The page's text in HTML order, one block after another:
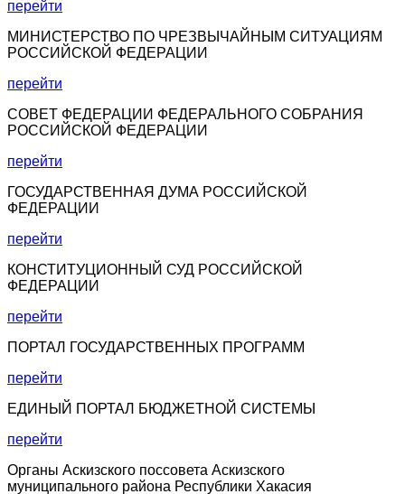
перейти
МИНИСТЕРСТВО ПО ЧРЕЗВЫЧАЙНЫМ СИТУАЦИЯМ
РОССИЙСКОЙ ФЕДЕРАЦИИ
перейти
СОВЕТ ФЕДЕРАЦИИ ФЕДЕРАЛЬНОГО СОБРАНИЯ
РОССИЙСКОЙ ФЕДЕРАЦИИ
перейти
ГОСУДАРСТВЕННАЯ ДУМА РОССИЙСКОЙ
ФЕДЕРАЦИИ
перейти
КОНСТИТУЦИОННЫЙ СУД РОССИЙСКОЙ
ФЕДЕРАЦИИ
перейти
ПОРТАЛ ГОСУДАРСТВЕННЫХ ПРОГРАММ
перейти
ЕДИНЫЙ ПОРТАЛ БЮДЖЕТНОЙ СИСТЕМЫ
перейти
Органы Аскизского поссовета Аскизского
муниципального района Республики Хакасия